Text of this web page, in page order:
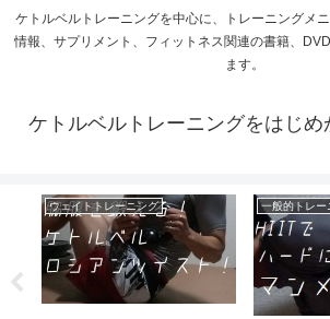
ケトルベルトレーニングを中心に、トレーニングメ
情報、サプリメント、フィットネス関連の書籍、
ます。
ケトルベルトレーニングをはじめ
ウェイトトレーニング 一般的トレー